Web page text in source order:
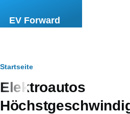
EV Forward
Pfadnavigation
Startseite
Elektroautos